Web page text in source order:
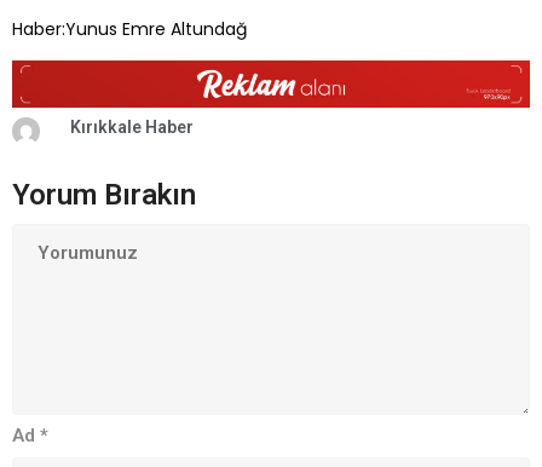
Haber:Yunus Emre Altundağ
Kırıkkale Haber
Yorum Bırakın
Ad *